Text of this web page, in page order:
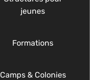
jeunes
Formations
Camps & Colonies